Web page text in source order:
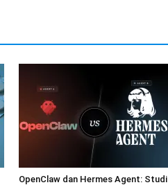
OpenClaw dan Hermes Agent: Studi